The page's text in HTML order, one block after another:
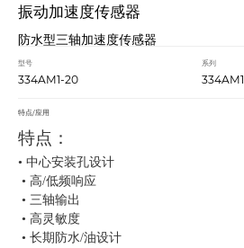
振动加速度传感器
防水型三轴加速度传感器
型号
334AM1-20
系列
334AM1
特点/应用
特点：
• 中心安装孔设计
• 高/低频响应
• 三轴输出
• 高灵敏度
• ⻓期防水/油设计